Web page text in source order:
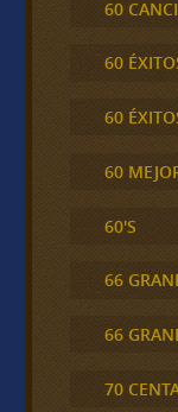
60
60
60
60
60'S
66
66
70